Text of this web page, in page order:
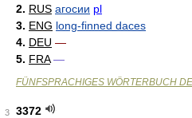
2. RUS агосии pl
3. ENG long-finned daces
4. DEU —
5. FRA —
FÜNFSPRACHIGES WÖRTERBUCH
3
3372